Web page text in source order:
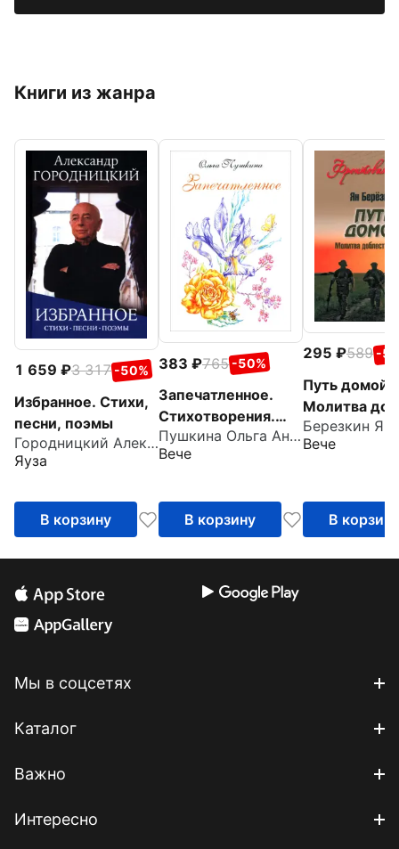
Книги из жанра
1 659 3 317 -50%
Избранное. Стихи,
песни, поэмы
Городницкий Александр Моисеевич
Яуза
В корзину
383 765 -50%
Запечатленное.
Стихотворения.
Избранное
Пушкина Ольга Анатольевна
Вече
В корзину
295 589 -
Путь домой.
Молитва
русской
Березкин Ян
Вече
В корзину
Мы в соцсетях
Каталог
Важно
Интересно